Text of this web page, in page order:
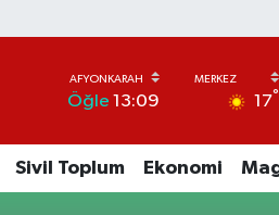
Öğle 13:09 17°
Sivil Toplum Ekonomi